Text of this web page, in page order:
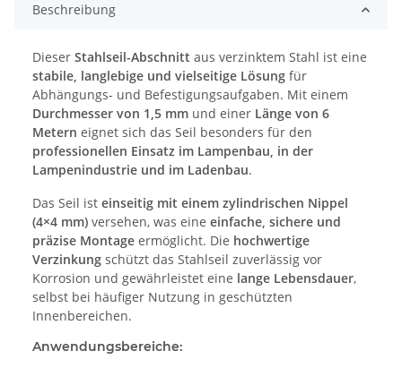
Beschreibung
Dieser Stahlseil-Abschnitt aus verzinktem Stahl ist eine
stabile, langlebige und vielseitige Lösung für
Abhängungs- und Befestigungsaufgaben. Mit einem
Durchmesser von 1,5 mm und einer Länge von 6
Metern eignet sich das Seil besonders für den
professionellen Einsatz im Lampenbau, in der
Lampenindustrie und im Ladenbau.
Das Seil ist einseitig mit einem zylindrischen Nippel
(4×4 mm) versehen, was eine einfache, sichere und
präzise Montage ermöglicht. Die hochwertige
Verzinkung schützt das Stahlseil zuverlässig vor
Korrosion und gewährleistet eine lange Lebensdauer,
selbst bei häufiger Nutzung in geschützten
Innenbereichen.
Anwendungsbereiche: